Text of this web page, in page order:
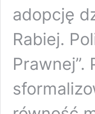
adopcję
Rabiej.
Prawnej”.